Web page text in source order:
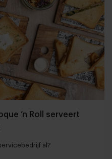
‘n Roll serveert
al?